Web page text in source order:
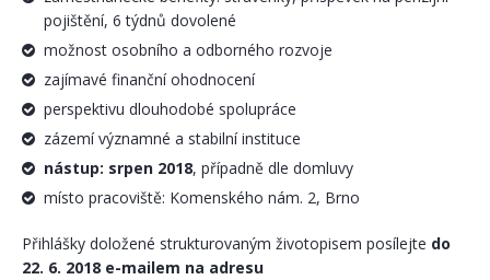
pojištění, 6 týdnů dovolené
možnost osobního a odborného rozvoje
zajímavé finanční ohodnocení
perspektivu dlouhodobé spolupráce
zázemí významné a stabilní instituce
nástup: srpen 2018, případně dle domluvy
místo pracoviště: Komenského nám. 2, Brno
Přihlášky doložené strukturovaným životopisem posílejte do
22. 6. 2018 e-mailem na adresu